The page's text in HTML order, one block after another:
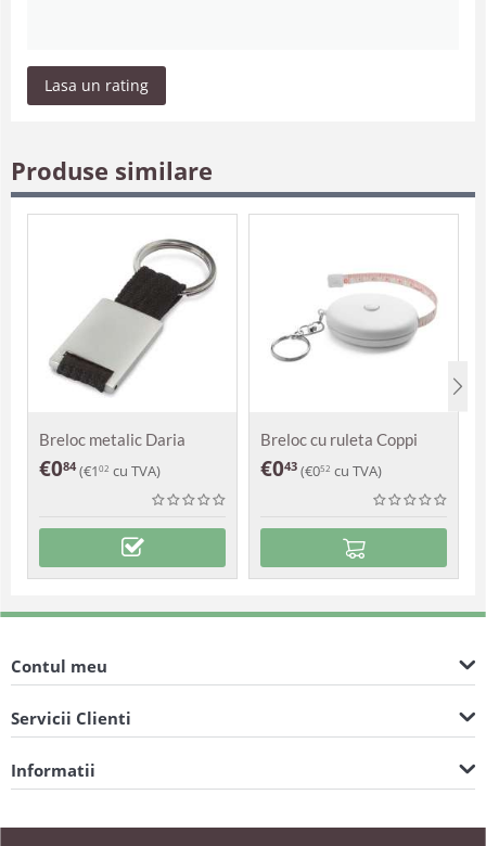
Lasa un rating
Produse similare
Breloc metalic Daria
€084 (€1 02 cu TVA)
Breloc cu ruleta Coppi
€043 (€052 cu TVA)
Contul meu
Servicii Clienti
Informatii